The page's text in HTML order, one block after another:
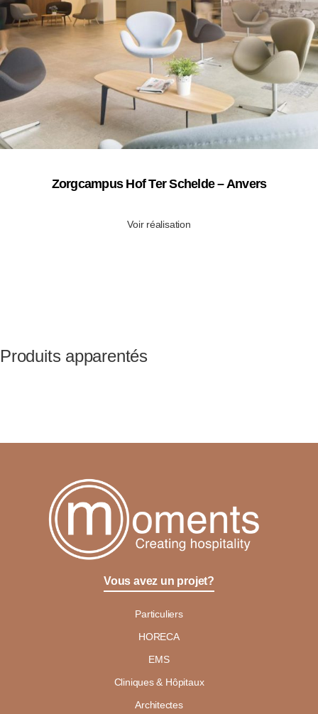
Zorgcampus Hof Ter Schelde – Anvers
Voir réalisation
Produits apparentés
Vous avez un projet?
Particuliers
HORECA
EMS
Cliniques & Hôpitaux
Architectes